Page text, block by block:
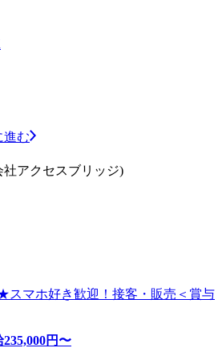
進む
社アクセスブリッジ)
マホ好き歓迎！接客・販売＜賞与
235,000円〜